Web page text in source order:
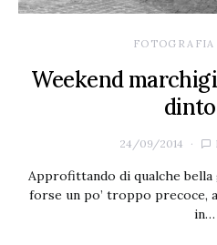
Weekend
24/09/2014
Approfittando di qualche
forse un po’ troppo precoce,
in…